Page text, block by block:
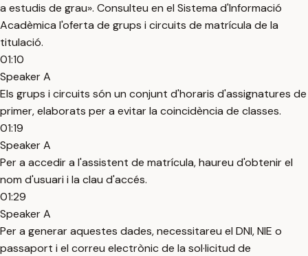
a estudis de grau». Consulteu en el Sistema d'Informació
Acadèmica l'oferta de grups i circuits de matrícula de la
titulació.
01:10
Speaker A
Els grups i circuits són un conjunt d'horaris d'assignatures de
primer, elaborats per a evitar la coincidència de classes.
01:19
Speaker A
Per a accedir a l'assistent de matrícula, haureu d'obtenir el
nom d'usuari i la clau d'accés.
01:29
Speaker A
Per a generar aquestes dades, necessitareu el DNI, NIE o
passaport i el correu electrònic de la sol·licitud de